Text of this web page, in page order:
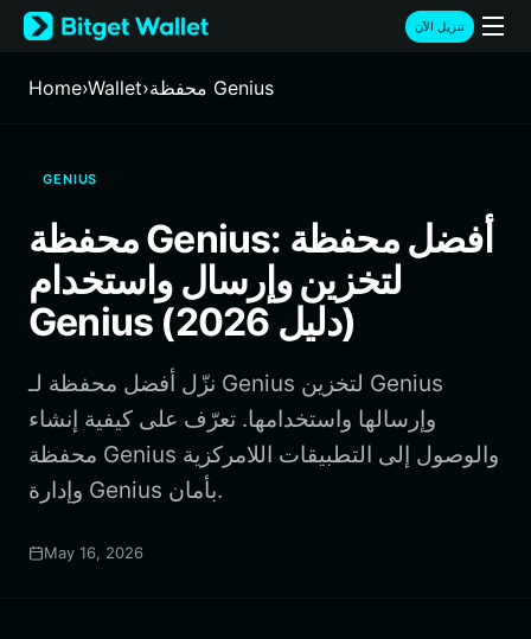
English
日本語
Русский
Italiano
Deutsch
简体中文
繁體中文
Português (Portugal)
ภาษาไทย
हिन्दी
Español
Português (Brasil)
تنزيل الآن
Home›Wallet› محفظة Genius
GENIUS
محفظة Genius: أفضل محفظة
لتخزين وإرسال واستخدام
Genius (دليل 2026)
نزّل أفضل محفظة لـ Genius لتخزين Genius
وإرسالها واستخدامها. تعرّف على كيفية إنشاء
محفظة Genius والوصول إلى التطبيقات اللامركزية
وإدارة Genius بأمان.
May 16, 2026